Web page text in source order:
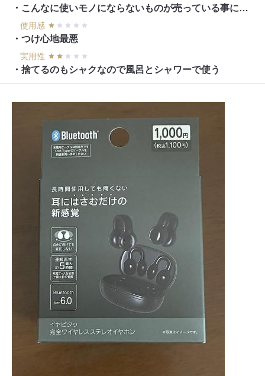
・こんなに使いモノにならないものが売っている事に驚愕します
使用感
・つけ心地最悪
実用性
・捨てるのもシャクなので風呂とシャワーで使う